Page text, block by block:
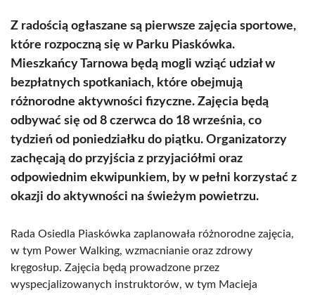
Z radością ogłaszane są pierwsze zajęcia sportowe,
które rozpoczną się w Parku Piaskówka.
Mieszkańcy Tarnowa będą mogli wziąć udział w
bezpłatnych spotkaniach, które obejmują
różnorodne aktywności fizyczne. Zajęcia będą
odbywać się od 8 czerwca do 18 września, co
tydzień od poniedziałku do piątku. Organizatorzy
zachęcają do przyjścia z przyjaciółmi oraz
odpowiednim ekwipunkiem, by w pełni korzystać z
okazji do aktywności na świeżym powietrzu.
Rada Osiedla Piaskówka zaplanowała różnorodne zajęcia,
w tym Power Walking, wzmacnianie oraz zdrowy
kręgosłup. Zajęcia będą prowadzone przez
wyspecjalizowanych instruktorów, w tym Macieja